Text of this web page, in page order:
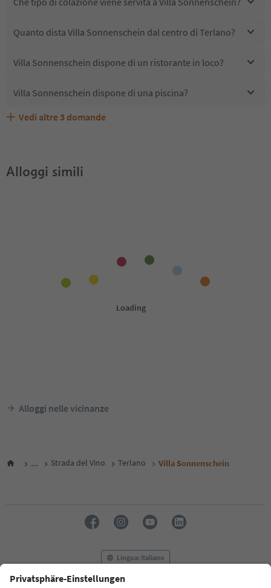
Quanto dista Villa Sonnenschein dal centro di Terlano?
Villa Sonnenschein dispone di un ristorante in loco?
Villa Sonnenschein dispone di una piscina?
Villa Sonnenschein accetta animali domestici?
Quali servizi/attività sono disponibili presso Villa
Gli ospiti di Villa Sonnenschein ricevono l'Alto Adige
Vedi altre 3 domande
Alloggi simili
Alloggi nelle vicinanze
... Strada del Vino Terlano Villa Sonnenschein
Lingua: Italiano